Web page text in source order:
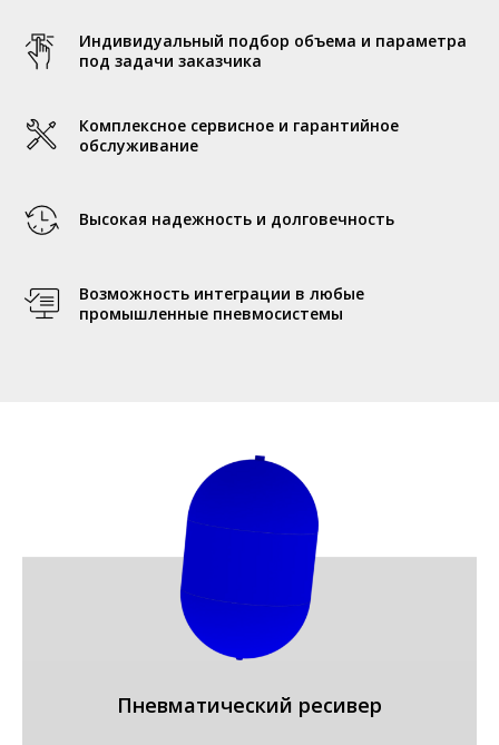
Индивидуальный подбор объема и параметра
под задачи заказчика
Комплексное сервисное и гарантийное
обслуживание
Высокая надежность и долговечность
Возможность интеграции в любые
промышленные пневмосистемы
Пневматический ресивер